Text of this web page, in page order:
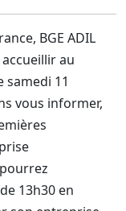
BGE ADIL
au
samedi 11
vous informer,
13h30 en